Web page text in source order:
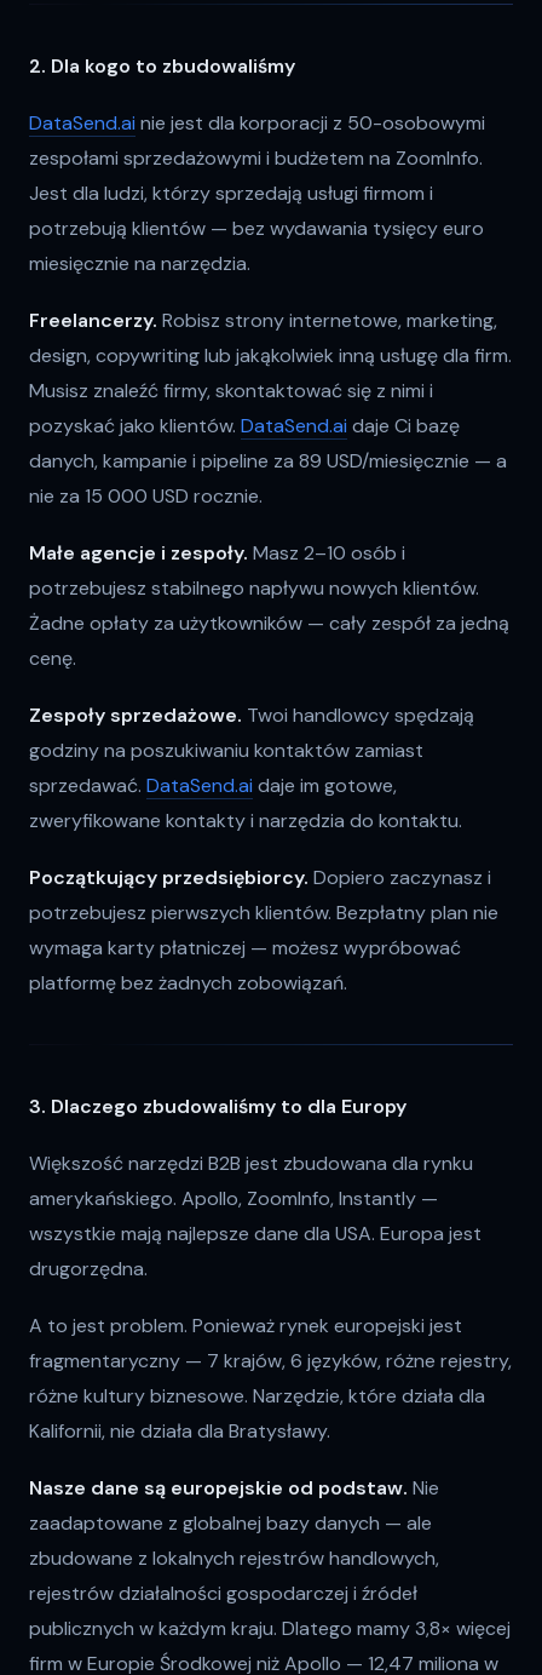
2. Dla kogo to zbudowaliśmy
DataSend.ai nie jest dla korporacji z 50-osobowymi
zespołami sprzedażowymi i budżetem na ZoomInfo.
Jest dla ludzi, którzy sprzedają usługi firmom i
potrzebują klientów — bez wydawania tysięcy euro
miesięcznie na narzędzia.
Freelancerzy. Robisz strony internetowe, marketing,
design, copywriting lub jakąkolwiek inną usługę dla firm.
Musisz znaleźć firmy, skontaktować się z nimi i
pozyskać jako klientów. DataSend.ai daje Ci bazę
danych, kampanie i pipeline za 89 USD/miesięcznie — a
nie za 15 000 USD rocznie.
Małe agencje i zespoły. Masz 2–10 osób i
potrzebujesz stabilnego napływu nowych klientów.
Żadne opłaty za użytkowników — cały zespół za jedną
cenę.
Zespoły sprzedażowe. Twoi handlowcy spędzają
godziny na poszukiwaniu kontaktów zamiast
sprzedawać. DataSend.ai daje im gotowe,
zweryfikowane kontakty i narzędzia do kontaktu.
Początkujący przedsiębiorcy. Dopiero zaczynasz i
potrzebujesz pierwszych klientów. Bezpłatny plan nie
wymaga karty płatniczej — możesz wypróbować
platformę bez żadnych zobowiązań.
3. Dlaczego zbudowaliśmy to dla Europy
Większość narzędzi B2B jest zbudowana dla rynku
amerykańskiego. Apollo, ZoomInfo, Instantly —
wszystkie mają najlepsze dane dla USA. Europa jest
drugorzędna.
A to jest problem. Ponieważ rynek europejski jest
fragmentaryczny — 7 krajów, 6 języków, różne rejestry,
różne kultury biznesowe. Narzędzie, które działa dla
Kalifornii, nie działa dla Bratysławy.
Nasze dane są europejskie od podstaw. Nie
zaadaptowane z globalnej bazy danych — ale
zbudowane z lokalnych rejestrów handlowych,
rejestrów działalności gospodarczej i źródeł
publicznych w każdym kraju. Dlatego mamy 3,8× więcej
firm w Europie Środkowej niż Apollo — 12,47 miliona w